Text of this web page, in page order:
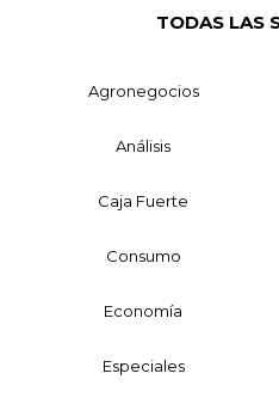
TODAS LAS
Agronegocios
Análisis
Caja Fuerte
Consumo
Economía
Especiales